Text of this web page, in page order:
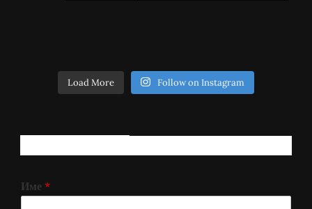
Load More Follow on Instagram
Име *